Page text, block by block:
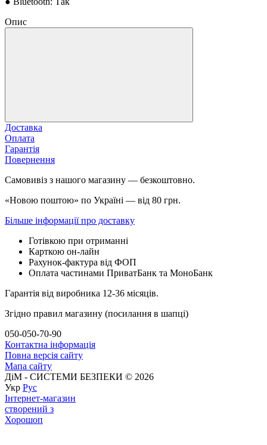
Опис
Доставка
Оплата
Гарантія
Повернення
Самовивіз з нашого магазину — безкоштовно.
«Новою поштою» по Україні — від 80 грн.
Більше інформації про доставку
Готівкою при отриманні
Карткою он-лайн
Рахунок-фактура від ФОП
Оплата частинами ПриватБанк та МоноБанк
Гарантія від виробника 12-36 місяців.
Згідно правил магазину (посилання в шапці)
050-050-70-90
Контактна інформація
Повна версія сайту
Мапа сайту
ДіМ - СИСТЕМИ БЕЗПЕКИ © 2026
Укр Рус
Інтернет-магазин
створений з
Хорошоп